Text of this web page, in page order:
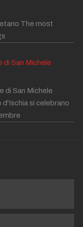
The most
San Michele
di San Michele
si celebrano